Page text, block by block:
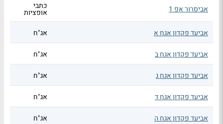
אביסרור אפ 1 כתבי
אופציות
אביעד פקדון אגח א
אג"ח
אביעד פקדון אגח ב אג"ח
אביעד פקדון אגח ג אג"ח
אביעד פקדון אגח ד אג"ח
אביעד פקדון אגח ה אג"ח